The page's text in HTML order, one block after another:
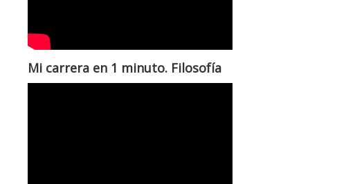
Mi carrera en 1 minuto. Filosofía